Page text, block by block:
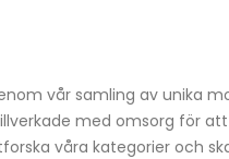
vår samling av unika
med omsorg för
våra kategorier och